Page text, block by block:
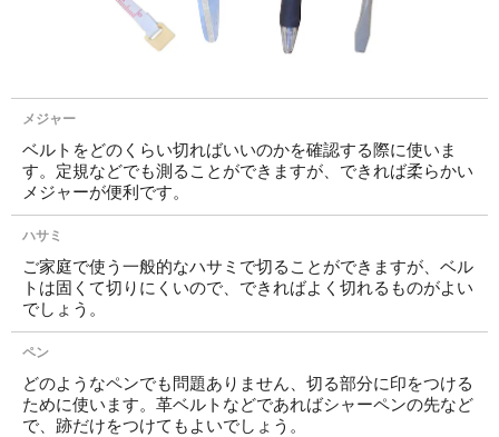
メジャー
ベルトをどのくらい切ればいいのかを確認する際に使いま
す。定規などでも測ることができますが、できれば柔らかい
メジャーが便利です。
ハサミ
ご家庭で使う一般的なハサミで切ることができますが、ベル
トは固くて切りにくいので、できればよく切れるものがよい
でしょう。
ペン
どのようなペンでも問題ありません、切る部分に印をつける
ために使います。革ベルトなどであればシャーペンの先など
で、跡だけをつけてもよいでしょう。